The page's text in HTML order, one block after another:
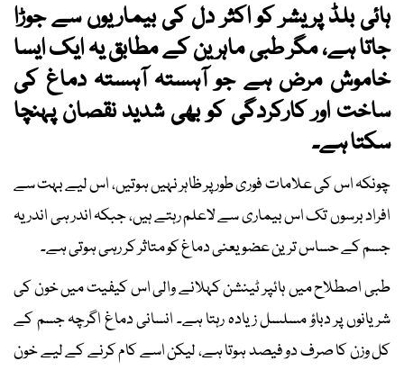
ہائی بلڈ پریشر کو اکثر دل کی بیماریوں سے جوڑا
جاتا ہے، مگر طبی ماہرین کے مطابق یہ ایک ایسا
خاموش مرض ہے جو آہستہ آہستہ دماغ کی
ساخت اور کارکردگی کو بھی شدید نقصان پہنچا
سکتا ہے۔
چونکہ اس کی علامات فوری طور پر ظاہر نہیں ہوتیں، اس لیے بہت سے
افراد برسوں تک اس بیماری سے لاعلم رہتے ہیں، جبکہ اندر ہی اندر یہ
جسم کے حساس ترین عضو یعنی دماغ کو متاثر کر رہی ہوتی ہے۔
طبی اصطلاح میں ہائپر ٹینشن کہلانے والی اس کیفیت میں خون کی
شریانوں پر دباؤ مسلسل زیادہ رہتا ہے۔ انسانی دماغ اگرچہ جسم کے
کل وزن کا صرف دو فیصد ہوتا ہے، لیکن اسے کام کرنے کے لیے خون